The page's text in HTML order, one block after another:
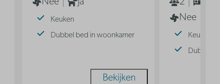
Nee Ja
Keuken
Dubbel bed in woonkamer
Bekijken
2
Nee
Keuken
Dubbel